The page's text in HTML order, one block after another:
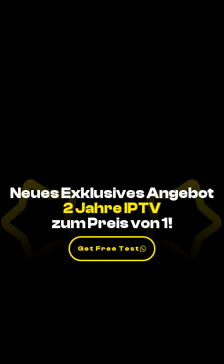
Neues Exklusives Angebot
2 Jahre IPTV
zum Preis von 1!
Get Free Test